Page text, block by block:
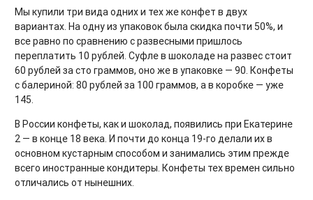
Мы купили три вида одних и тех же конфет в двух
вариантах. На одну из упаковок была скидка почти 50%, и
все равно по сравнению с развесными пришлось
переплатить 10 рублей. Суфле в шоколаде на развес стоит
60 рублей за сто граммов, оно же в упаковке — 90. Конфеты
с балериной: 80 рублей за 100 граммов, а в коробке — уже
145.
В России конфеты, как и шоколад, появились при Екатерине
2 — в конце 18 века. И почти до конца 19-го делали их в
основном кустарным способом и занимались этим прежде
всего иностранные кондитеры. Конфеты тех времен сильно
отличались от нынешних.